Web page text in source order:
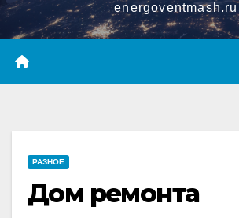
energoventmash.ru
РАЗНОЕ
Дом ремонта